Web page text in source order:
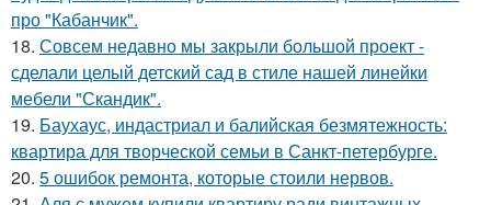
про "Кабанчик".
18. Совсем недавно мы закрыли большой проект -
сделали целый детский сад в стиле нашей линейки
мебели "Скандик".
19. Баухаус, индастриал и балийская безмятежность:
квартира для творческой семьи в Санкт-петербурге.
20. 5 ошибок ремонта, которые стоили нервов.